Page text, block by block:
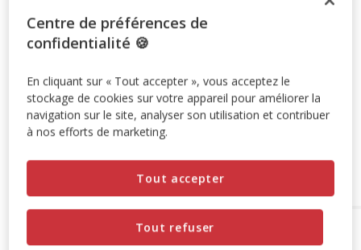
6+1 offert SUPER LOTS : 6 achetés = le 7ème offert à
sélection de produits.Retrouvez la sélection.
Voir conditions
Ajouter au panier
Options de livraison
Centre de préférences de
confidentialité 🍪
En cliquant sur « Tout accepter », vous acceptez le
stockage de cookies sur votre appareil pour améliorer la
navigation sur le site, analyser son utilisation et contribuer
à nos efforts de marketing.
Tout refuser
Tout accepter